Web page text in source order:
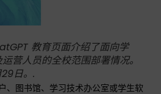
教育页面介绍了面向学
营人员的全校范围部署情况。
日。.
、图书馆、学习技术办公室或学生软